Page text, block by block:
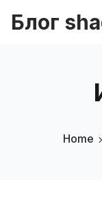
Блог
Home